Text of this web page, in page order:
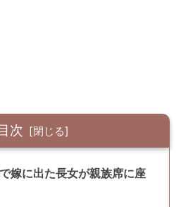
次
嫁に出た長女が親族席に座